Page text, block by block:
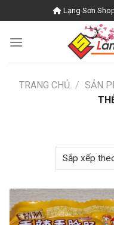
to
content
Lạng Sơn
TRANG CHỦ / SẢN